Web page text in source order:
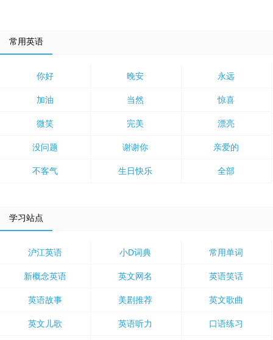
常用英语
你好 晚安 永远
加油 当然 惊喜
微笑 完美 漂亮
没问题 谢谢你 亲爱的
不客气 生日快乐 全部
学习站点
沪江英语 小D词典 常用单词
新概念英语 英文网名 英语笑话
英语故事 美剧推荐 英文歌曲
英文儿歌 英语听力 口语练习